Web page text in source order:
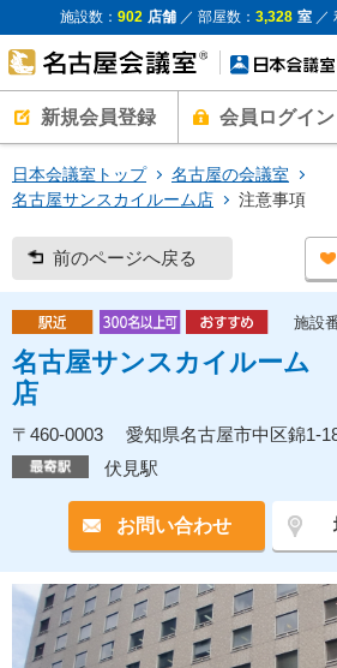
施設数： 902 店舗／ 部屋数： 3,328 室／
新規会員登録 会員ログイン
日本会議室トップ
名古屋の会議室
名古屋サンスカイルーム店
注意事項
前のページへ戻る
施設
名古屋サンスカイルーム
店
〒460-0003 愛知県名古屋市中区錦1-
伏見駅
お問い合わせ